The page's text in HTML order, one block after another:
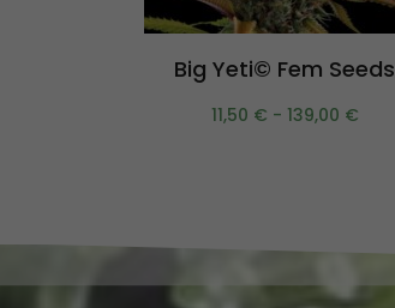
Scegli
Big Yeti© Fem Seeds
11,50 € - 139,00 €